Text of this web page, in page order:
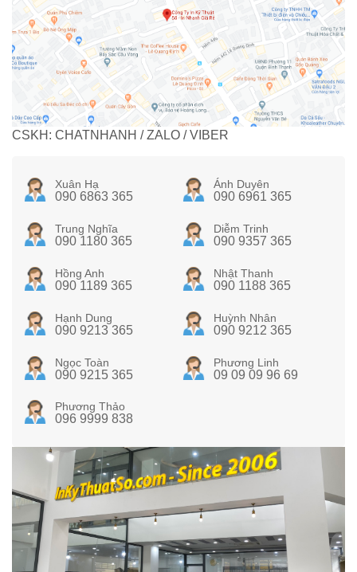
CSKH: CHATNHANH / ZALO / VIBER
Xuân Hạ
090 6863 365
Ánh Duyên
090 6961 365
Trung Nghĩa
090 1180 365
Diễm Trinh
090 9357 365
Hồng Anh
090 1189 365
Nhật Thanh
090 1188 365
Hạnh Dung
090 9213 365
Huỳnh Nhân
090 9212 365
Ngọc Toàn
090 9215 365
Phương Linh
09 09 09 96 69
Phương Thảo
096 9999 838